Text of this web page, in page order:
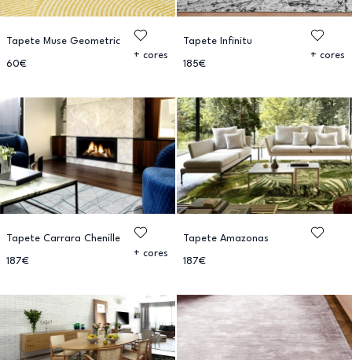
Tapete Muse Geometric
60€
+ cores
Tapete Infinitu
185€
+ cores
Tapete Carrara Chenille
187€
+ cores
Tapete Amazonas
187€